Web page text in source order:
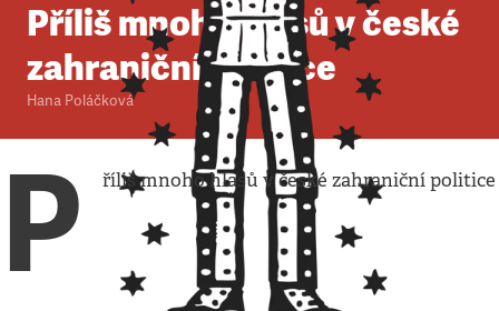
Příliš mnoho hlasů v české
zahraniční politice
Hana Poláčková
P říliš mnoho hlasů v české zahraniční politice